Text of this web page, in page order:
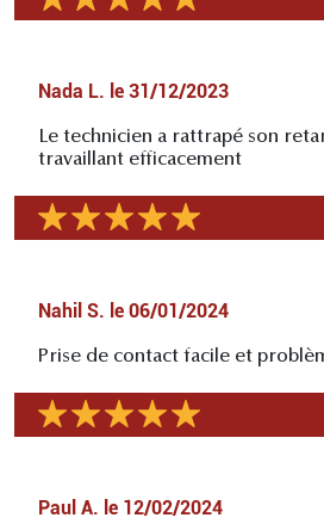
Nada L. le 31/12/2023
Le technicien a rattrapé son
travaillant efficacement
Nahil S. le 06/01/2024
Prise de contact facile et
Paul A. le 12/02/2024